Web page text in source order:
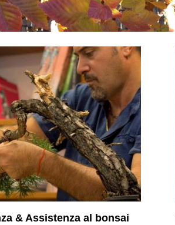
& Assistenzaal bonsai